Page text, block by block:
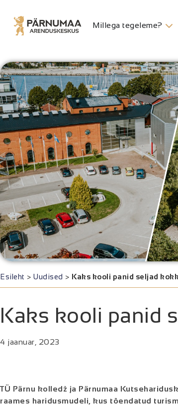
Millega tegeleme?
Esileht > Uudised > Kaks kooli panid seljad
Kaks kooli panid
4 jaanuar, 2023
TÜ Pärnu kolledž ja Pärnumaa
raames haridusmudeli, kus tõendatud